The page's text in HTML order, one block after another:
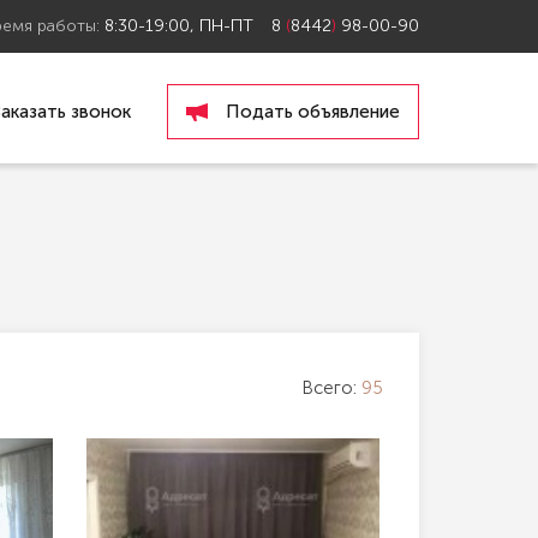
работы: 8:30-19:00, ПН-ПТ 8 (8442) 98-00-90
звонок Подать объявление
Всего: 95